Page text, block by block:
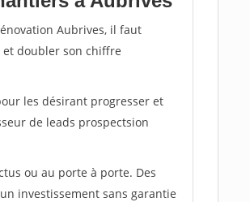
Aubrives, il faut
doubler son chiffre
les désirant progresser et
de leads prospectsion
ou au porte à porte. Des
investissement sans garantie